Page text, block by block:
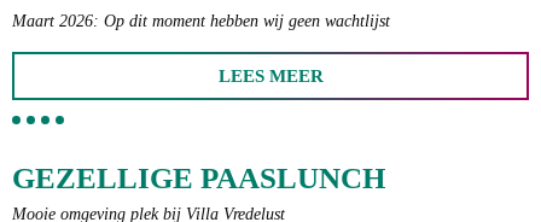
Maart 2026: Op dit moment hebben wij geen wachtlijst
LEES MEER
GEZELLIGE PAASLUNCH
Mooie omgeving plek bij Villa Vredelust